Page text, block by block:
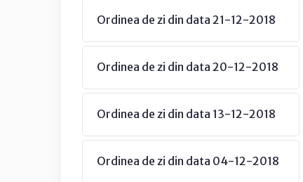
Ordinea de zi din data 21-12-2018
Ordinea de zi din data 20-12-2018
Ordinea de zi din data 13-12-2018
Ordinea de zi din data 04-12-2018